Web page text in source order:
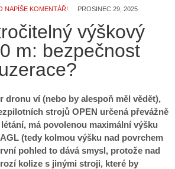
NAPÍŠE KOMENTÁŘ!
PROSINEC 29, 2025
výškový
m: bezpečnost
dronu ví (nebo by alespoň měl vědět),
strojů OPEN určená převážně
má povolenou maximální výšku
(tedy kolmou výšku nad povrchem
pohled to dává smysl, protože nad
kolize s jinými stroji, které by